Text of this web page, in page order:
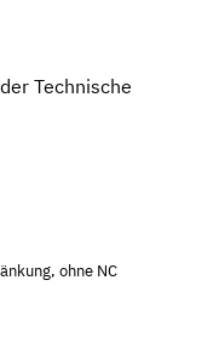
Technische
ohne NC